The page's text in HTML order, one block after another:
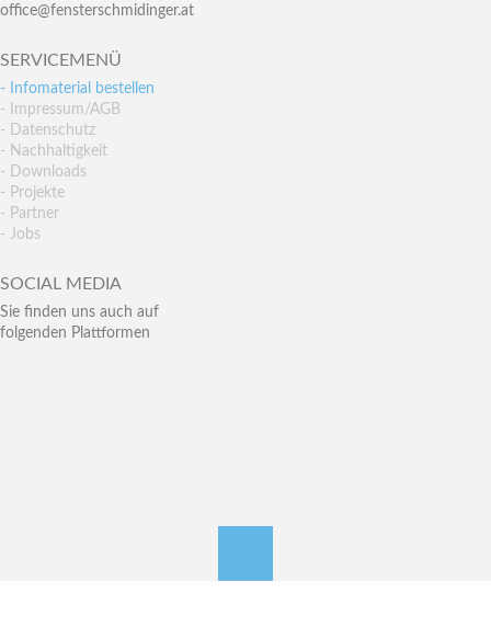
office@fensterschmidinger.at
SERVICEMENÜ
- Infomaterial bestellen
- Impressum/AGB
- Datenschutz
- Nachhaltigkeit
- Downloads
- Projekte
- Partner
- Jobs
SOCIAL MEDIA
Sie finden uns auch auf
folgenden Plattformen